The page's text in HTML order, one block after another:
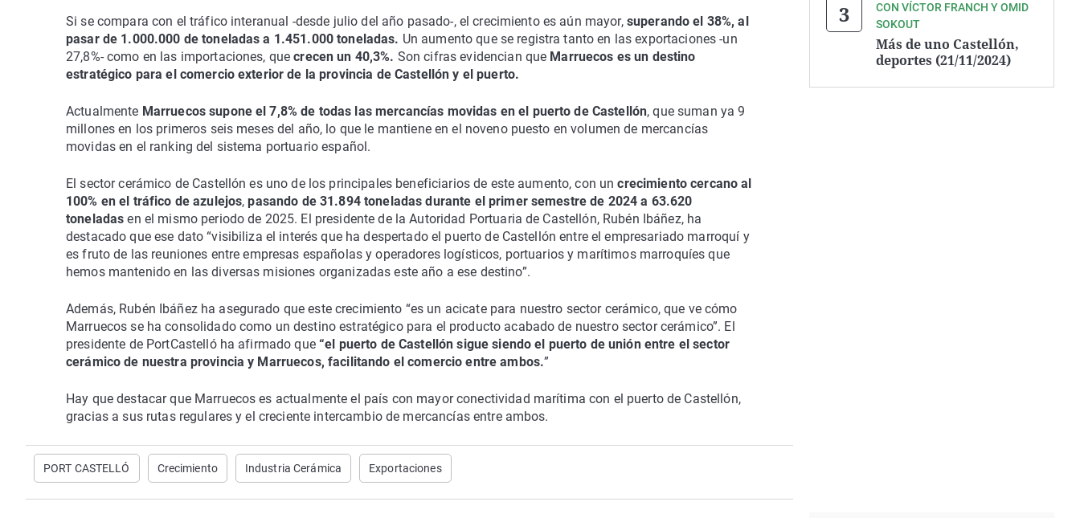
Si se compara con el tráfico interanual -desde julio del año pasado-, el crecimiento es aún mayor, superando el 38%, al
pasar de 1.000.000 de toneladas a 1.451.000 toneladas. Un aumento que se registra tanto en las exportaciones -un
27,8%- como en las importaciones, que crecen un 40,3%. Son cifras evidencian que Marruecos es un destino
estratégico para el comercio exterior de la provincia de Castellón y el puerto.
Actualmente Marruecos supone el 7,8% de todas las mercancías movidas en el puerto de Castellón, que suman ya 9
millones en los primeros seis meses del año, lo que le mantiene en el noveno puesto en volumen de mercancías
movidas en el ranking del sistema portuario español.
El sector cerámico de Castellón es uno de los principales beneficiarios de este aumento, con un crecimiento cercano al
100% en el tráfico de azulejos, pasando de 31.894 toneladas durante el primer semestre de 2024 a 63.620
toneladasen el mismo periodo de 2025. El presidente de la Autoridad Portuaria de Castellón, Rubén Ibáñez, ha
destacado que ese dato “visibiliza el interés que ha despertado el puerto de Castellón entre el empresariado marroquí y
es fruto de las reuniones entre empresas españolas y operadores logísticos, portuarios y marítimos marroquíes que
hemos mantenido en las diversas misiones organizadas este año a ese destino”.
Además, Rubén Ibáñez ha asegurado que este crecimiento “es un acicate para nuestro sector cerámico, que ve cómo
Marruecos se ha consolidado como un destino estratégico para el producto acabado de nuestro sector cerámico”. El
presidente de PortCastelló ha afirmado que“el puerto de Castellón sigue siendo el puerto de unión entre el sector
cerámico de nuestra provincia y Marruecos, facilitando el comercio entre ambos.”
Hay que destacar que Marruecos es actualmente el país con mayor conectividad marítima con el puerto de Castellón,
gracias a sus rutas regulares y el creciente intercambio de mercancías entre ambos.
PORT CASTELLÓ Crecimiento Industria Cerámica Exportaciones
CON VÍCTOR FRANCH Y OMID
SOKOUT
Más de uno Castellón,
deportes (21/11/2024)